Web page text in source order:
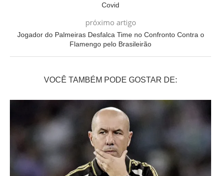
Covid
próximo artigo
Jogador do Palmeiras Desfalca Time no Confronto Contra o
Flamengo pelo Brasileirão
VOCÊ TAMBÉM PODE GOSTAR DE: